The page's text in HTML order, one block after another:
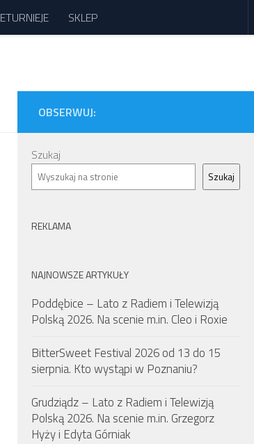
SKLEP
OBSERWUJ:
Szukaj
Szukaj
REKLAMA
NAJNOWSZE ARTYKUŁY
Poddębice – Lato z Radiem i Telewizją
Polską 2026. Na scenie m.in. Cleo i Roxie
BitterSweet Festival 2026 od 13 do 15
sierpnia. Kto wystąpi w Poznaniu?
Grudziądz – Lato z Radiem i Telewizją
Polską 2026. Na scenie m.in. Grzegorz
Hyży i Edyta Górniak